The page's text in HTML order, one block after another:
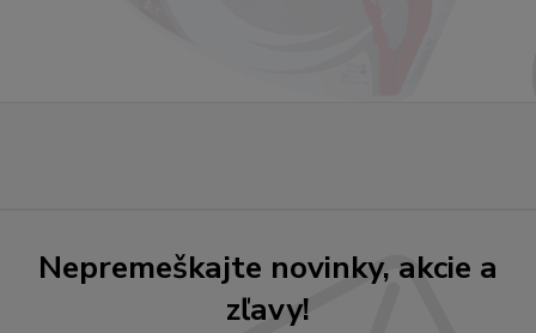
Nepremeškajte novinky, akcie a
zľavy!